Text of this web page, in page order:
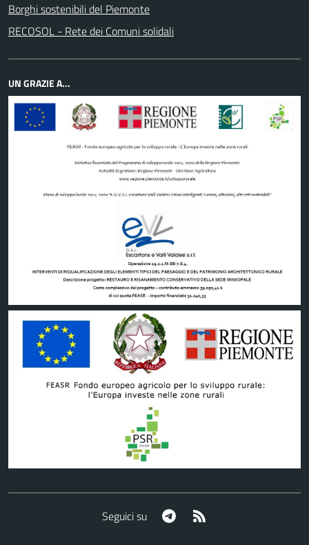
Borghi sostenibili del Piemonte
RECOSOL - Rete dei Comuni solidali
UN GRAZIE A...
Seguici su Telegram